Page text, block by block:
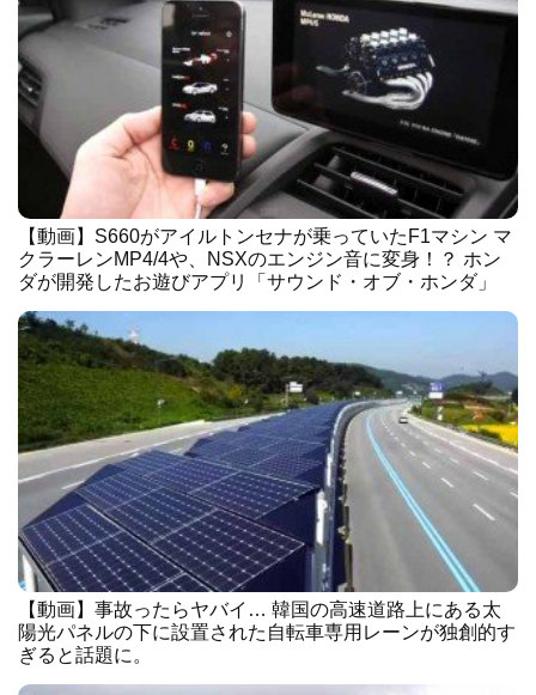
【動画】S660がアイルトンセナが乗っていたF1マシン マ
クラーレンMP4/4や、NSXのエンジン音に変身！？ ホン
ダが開発したお遊びアプリ「サウンド・オブ・ホンダ」
【動画】事故ったらヤバイ… 韓国の高速道路上にある太
陽光パネルの下に設置された自転車専用レーンが独創的す
ぎると話題に。